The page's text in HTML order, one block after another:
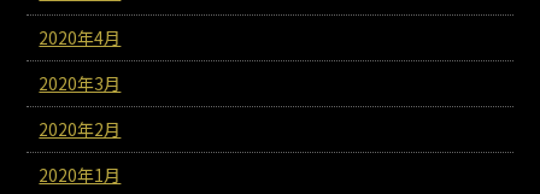
2020年4月
2020年3月
2020年2月
2020年1月